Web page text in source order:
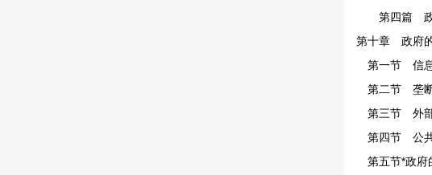
第四篇
第十章 政府
第一节 信息
第二节 垄断
第三节 外
第四节 公共
第五节*政府